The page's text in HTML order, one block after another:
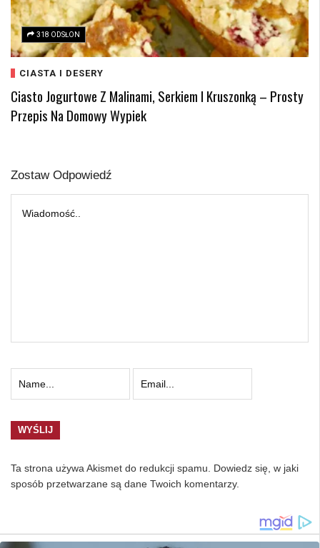
318 ODSŁON
CIASTA I DESERY
Ciasto Jogurtowe Z Malinami, Serkiem I Kruszonką – Prosty
Przepis Na Domowy Wypiek
Zostaw Odpowiedź
Ta strona używa Akismet do redukcji spamu. Dowiedz się, w jaki
sposób przetwarzane są dane Twoich komentarzy.